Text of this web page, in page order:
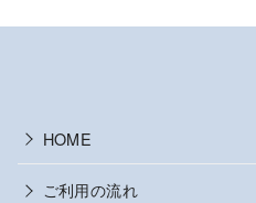
HOME
ご利用の流れ